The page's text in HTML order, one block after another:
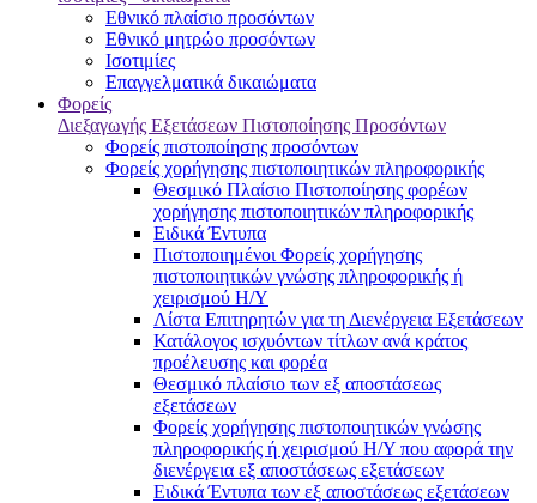
Εθνικό πλαίσιο προσόντων
Εθνικό μητρώο προσόντων
Ισοτιμίες
Επαγγελματικά δικαιώματα
Φορείς
Διεξαγωγής Εξετάσεων Πιστοποίησης Προσόντων
Φορείς πιστοποίησης προσόντων
Φορείς χορήγησης πιστοποιητικών πληροφορικής
Θεσμικό Πλαίσιο Πιστοποίησης φορέων
χορήγησης πιστοποιητικών πληροφορικής
Ειδικά Έντυπα
Πιστοποιημένοι Φορείς χορήγησης
πιστοποιητικών γνώσης πληροφορικής ή
χειρισμού Η/Υ
Λίστα Επιτηρητών για τη Διενέργεια Εξετάσεων
Κατάλογος ισχυόντων τίτλων ανά κράτος
προέλευσης και φορέα
Θεσμικό πλαίσιο των εξ αποστάσεως
εξετάσεων
Φορείς χορήγησης πιστοποιητικών γνώσης
πληροφορικής ή χειρισμού Η/Υ που αφορά την
διενέργεια εξ αποστάσεως εξετάσεων
Ειδικά Έντυπα των εξ αποστάσεως εξετάσεων